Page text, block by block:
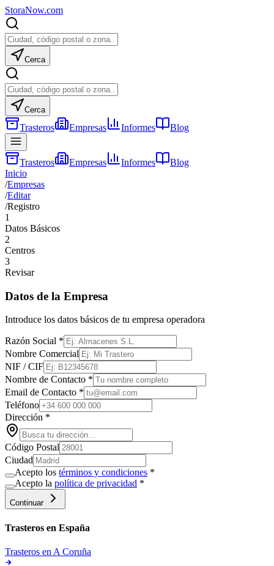
StoraNow.com
Cerca
Cerca
Trasteros Empresas Informes Blog
Trasteros Empresas Informes
Blog
Inicio
/Empresas
/Editar
/Registro
1
Datos Básicos
2
Centros
3
Revisar
Datos de la Empresa
Introduce los datos básicos de tu empresa operadora
Razón Social *
Nombre Comercial
NIF / CIF
Nombre de Contacto *
Email de Contacto *
Teléfono
Dirección *
Código Postal
Ciudad
Acepto los términos y condiciones *
Acepto la política de privacidad *
Continuar
Trasteros en España
Trasteros en A Coruña